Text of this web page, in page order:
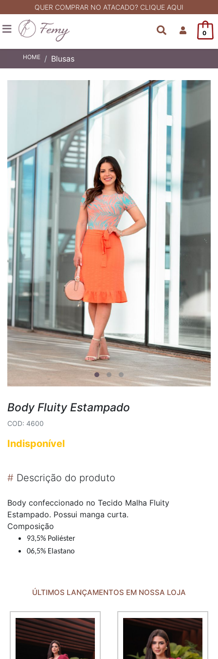
QUER COMPRAR NO ATACADO? CLIQUE AQUI
0
HOME Blusas
Body Fluity Estampado
COD: 4600
Indisponível
# Descrição do produto
Body confeccionado no Tecido Malha Fluity
Estampado. Possui manga curta.
Composição
93,5% Poliéster
06,5% Elastano
ÚLTIMOS LANÇAMENTOS EM NOSSA LOJA